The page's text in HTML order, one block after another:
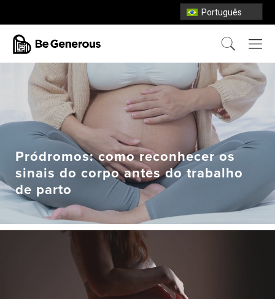
Português
Pródromos: como reconhecer os
sinais do corpo antes do trabalho
de parto